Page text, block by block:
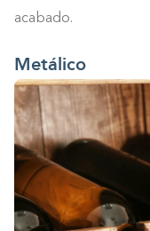
acabado.
Metálico